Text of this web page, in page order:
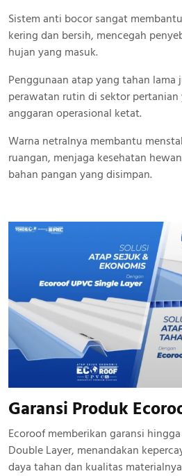
Sistem anti bocor sangat
kering dan bersih, mencegah
hujan yang masuk.
Penggunaan atap yang tahan lama
perawatan rutin di sektor
anggaran operasional ketat.
Warna netralnya membantu
ruangan, menjaga kesehatan
bahan pangan yang disimpan.
Garansi Produk
Ecoroof memberikan garansi
Double Layer, menandakan
daya tahan dan kualitas